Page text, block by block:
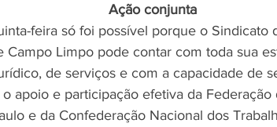
Ação conjunta
feira só foi possível porque o Sindicato
Campo Limpo pode contar com toda sua
de serviços e com a capacidade de
apoio e participação efetiva da
e da Confederação Nacional dos